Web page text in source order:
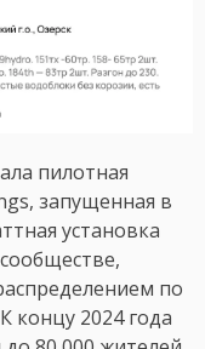
пилотная
запущенная в
установка
по
концу 2024 года